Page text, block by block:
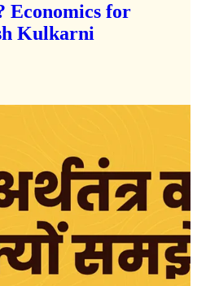
Economics for
Kulkarni